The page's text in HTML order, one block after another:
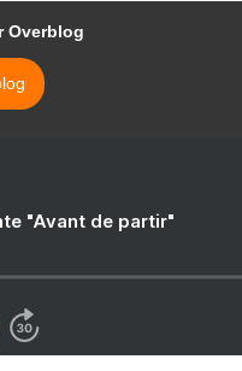
Overblog
"Avant de partir"